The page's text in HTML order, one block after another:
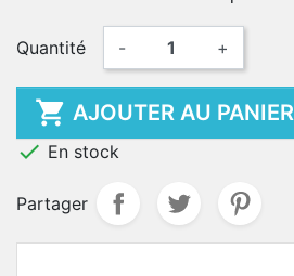
Quantité - +
 AJOUTER AU PANIER
 En stock
Partager